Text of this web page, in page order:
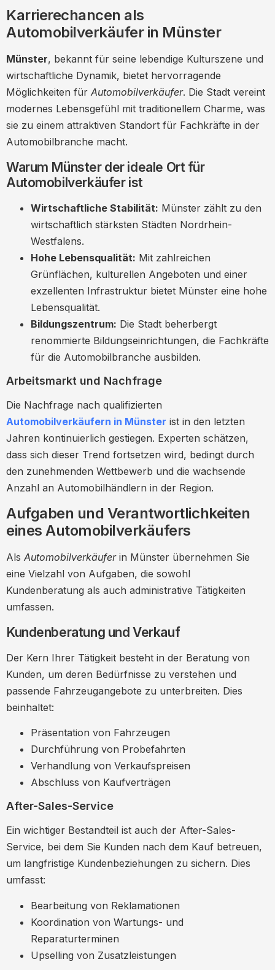
Qualifikationen und Fähigkeiten
Fachliche Qualifikationen
Soziale Kompetenzen
Arbeitsbedingungen und Vergütung
Vergütungsmodelle
Arbeitszeiten
Weiterbildung und Karrierechancen
Fortbildungen und Schulungen
Das Leben als Automobilverkäufer in Münster
Work-Life-Balance
Networking und Community
Tipps für Bewerber: So werden Sie zum
erfolgreichen Automobilverkäufer in Münster
Bewerbungsunterlagen
Vorstellungsgespräch
Erfahrungsberichte von Automobilverkäufern
in Münster
Zukunftsaussichten
Fazit: Ihre Zukunft als Automobilverkäufer in
Münster
Karrierechancen als
Automobilverkäufer in Münster
Münster, bekannt für seine lebendige Kulturszene und
wirtschaftliche Dynamik, bietet hervorragende
Möglichkeiten für Automobilverkäufer. Die Stadt vereint
modernes Lebensgefühl mit traditionellem Charme, was
sie zu einem attraktiven Standort für Fachkräfte in der
Automobilbranche macht.
Warum Münster der ideale Ort für
Automobilverkäufer ist
Wirtschaftliche Stabilität: Münster zählt zu den
wirtschaftlich stärksten Städten Nordrhein-
Westfalens.
Hohe Lebensqualität: Mit zahlreichen
Grünflächen, kulturellen Angeboten und einer
exzellenten Infrastruktur bietet Münster eine hohe
Lebensqualität.
Bildungszentrum: Die Stadt beherbergt
renommierte Bildungseinrichtungen, die Fachkräfte
für die Automobilbranche ausbilden.
Arbeitsmarkt und Nachfrage
Die Nachfrage nach qualifizierten
Automobilverkäufern in Münster ist in den letzten
Jahren kontinuierlich gestiegen. Experten schätzen,
dass sich dieser Trend fortsetzen wird, bedingt durch
den zunehmenden Wettbewerb und die wachsende
Anzahl an Automobilhändlern in der Region.
Aufgaben und Verantwortlichkeiten
eines Automobilverkäufers
Als Automobilverkäuferin Münster übernehmen Sie
eine Vielzahl von Aufgaben, die sowohl
Kundenberatung als auch administrative Tätigkeiten
umfassen.
Kundenberatung und Verkauf
Der Kern Ihrer Tätigkeit besteht in der Beratung von
Kunden, um deren Bedürfnisse zu verstehen und
passende Fahrzeugangebote zu unterbreiten. Dies
beinhaltet:
Präsentation von Fahrzeugen
Durchführung von Probefahrten
Verhandlung von Verkaufspreisen
Abschluss von Kaufverträgen
After-Sales-Service
Ein wichtiger Bestandteil ist auch der After-Sales-
Service, bei dem Sie Kunden nach dem Kauf betreuen,
um langfristige Kundenbeziehungen zu sichern. Dies
umfasst:
Bearbeitung von Reklamationen
Koordination von Wartungs- und
Reparaturterminen
Upselling von Zusatzleistungen